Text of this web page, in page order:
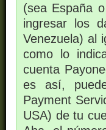
(sea España
ingresar los
Venezuela) al
como lo
cuenta
es así,
Payment
USA) de tu